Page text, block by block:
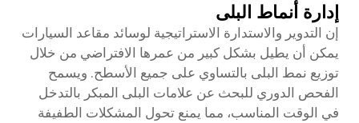
إدارة أنماط البلى
إن التدوير والاستدارة الاستراتيجية لوسائد مقاعد السيارات
يمكن أن يطيل بشكل كبير من عمرها الافتراضي من خلال
توزيع نمط البلى بالتساوي على جميع الأسطح. ويسمح
الفحص الدوري للبحث عن علامات البلى المبكر بالتدخل
في الوقت المناسب، مما يمنع تحول المشكلات الطفيفة